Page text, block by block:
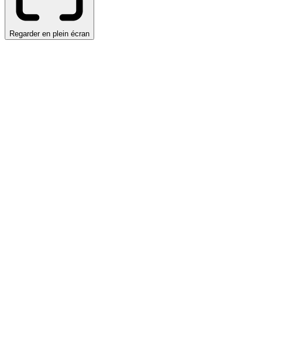
Regarder en plein écran